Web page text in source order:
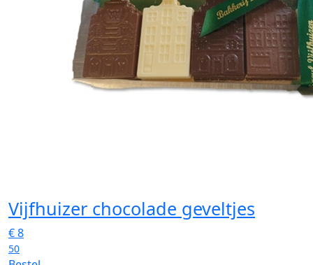
Vijfhuizer chocolade geveltjes
€8
50